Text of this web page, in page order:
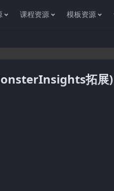
课程资源 模板资源
拓展)